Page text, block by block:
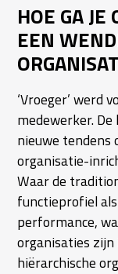
HOE GA
EEN
‘Vroeger’ werd
medewerker.
nieuwe tendens
organisatie-
Waar de
functieprofiel
performance,
organisaties zijn
hiërarchische